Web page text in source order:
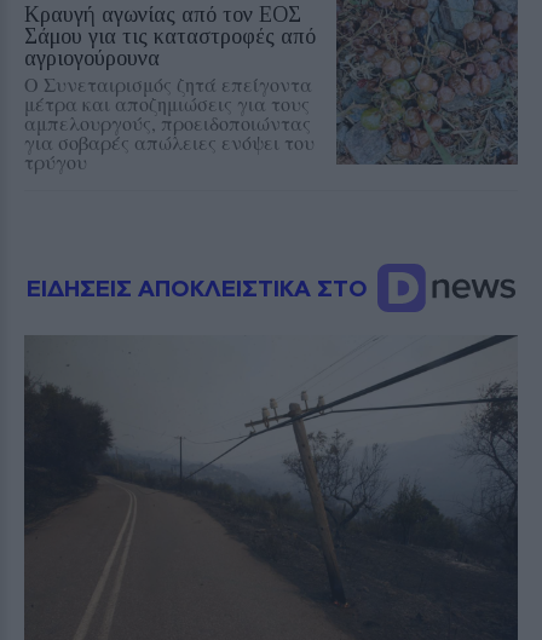
Κραυγή αγωνίας από τον ΕΟΣ
Σάμου για τις καταστροφές από
αγριογούρουνα
Ο Συνεταιρισμός ζητά επείγοντα
μέτρα και αποζημιώσεις για τους
αμπελουργούς, προειδοποιώντας
για σοβαρές απώλειες ενόψει του
τρύγου
ΕΙΔΗΣΕΙΣ ΑΠΟΚΛΕΙΣΤΙΚΑ ΣΤΟ